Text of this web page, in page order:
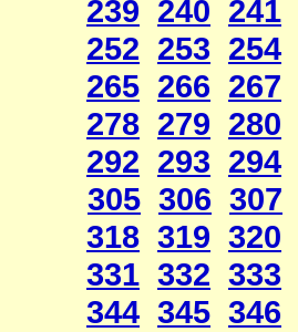
239 240 241
252 253 254
265 266 267
278 279 280
292 293 294
305 306 307
318 319 320
331 332 333
344 345 346